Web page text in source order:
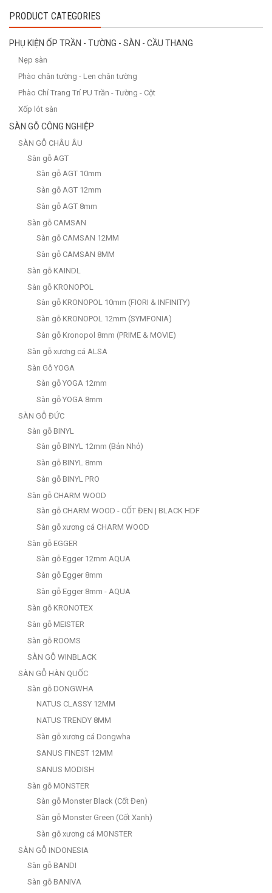
PRODUCT CATEGORIES
PHỤ KIỆN ỐP TRẦN - TƯỜNG - SÀN - CẦU THANG
Nẹp sàn
Phào chân tường - Len chân tường
Phào Chỉ Trang Trí PU Trần - Tường - Cột
Xốp lót sàn
SÀN GỖ CÔNG NGHIỆP
SÀN GỖ CHÂU ÂU
Sàn gỗ AGT
Sàn gỗ AGT 10mm
Sàn gỗ AGT 12mm
Sàn gỗ AGT 8mm
Sàn gỗ CAMSAN
Sàn gỗ CAMSAN 12MM
Sàn gỗ CAMSAN 8MM
Sàn gỗ KAINDL
Sàn gỗ KRONOPOL
Sàn gỗ KRONOPOL 10mm (FIORI & INFINITY)
Sàn gỗ KRONOPOL 12mm (SYMFONIA)
Sàn gỗ Kronopol 8mm (PRIME & MOVIE)
Sàn gỗ xương cá ALSA
Sàn Gỗ YOGA
Sàn gỗ YOGA 12mm
Sàn gỗ YOGA 8mm
SÀN GỖ ĐỨC
Sàn gỗ BINYL
Sàn gỗ BINYL 12mm (Bản Nhỏ)
Sàn gỗ BINYL 8mm
Sàn gỗ BINYL PRO
Sàn gỗ CHARM WOOD
Sàn gỗ CHARM WOOD - CỐT ĐEN | BLACK HDF
Sàn gỗ xương cá CHARM WOOD
Sàn gỗ EGGER
Sàn gỗ Egger 12mm AQUA
Sàn gỗ Egger 8mm
Sàn gỗ Egger 8mm - AQUA
Sàn gỗ KRONOTEX
Sàn gỗ MEISTER
Sàn gỗ ROOMS
SÀN GỖ WINBLACK
SÀN GỖ HÀN QUỐC
Sàn gỗ DONGWHA
NATUS CLASSY 12MM
NATUS TRENDY 8MM
Sàn gỗ xương cá Dongwha
SANUS FINEST 12MM
SANUS MODISH
Sàn gỗ MONSTER
Sàn gỗ Monster Black (Cốt Đen)
Sàn gỗ Monster Green (Cốt Xanh)
Sàn gỗ xương cá MONSTER
SÀN GỖ INDONESIA
Sàn gỗ BANDI
Sàn gỗ BANIVA